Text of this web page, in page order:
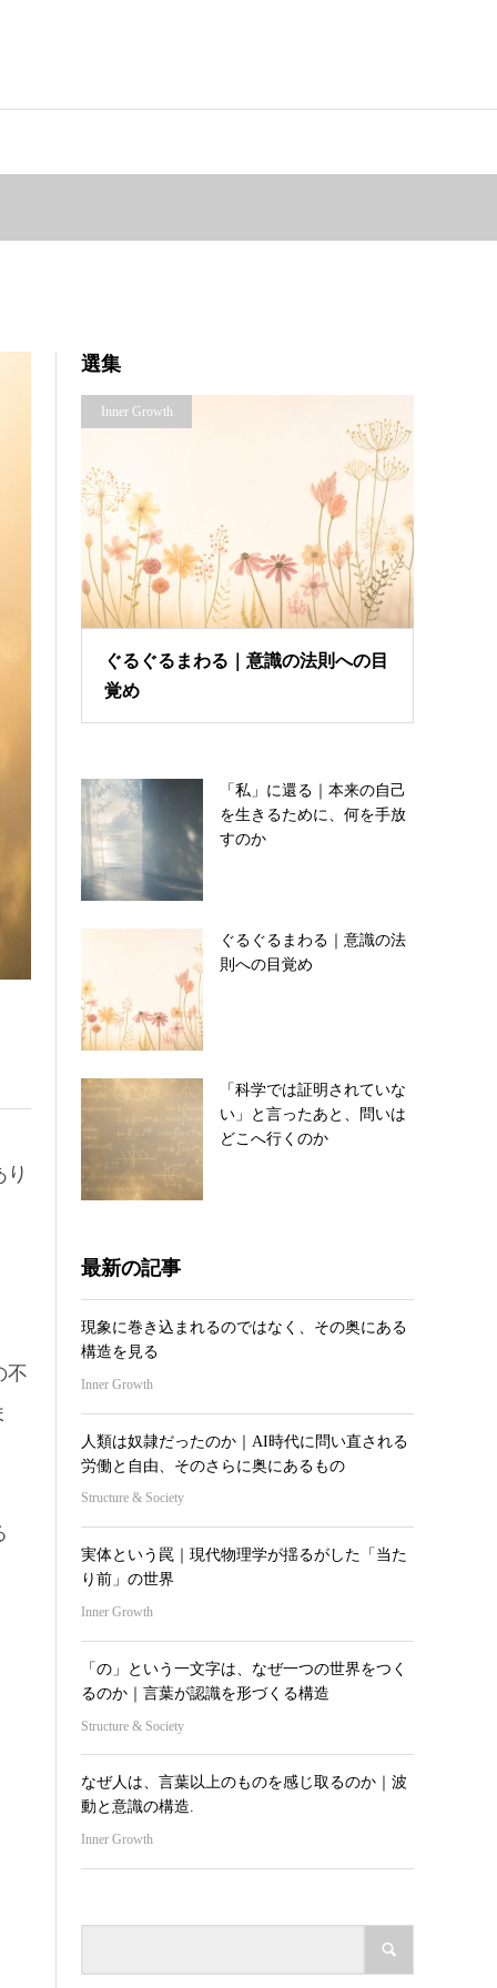
不
選集
Inner Growth
ぐるぐるまわる｜意識の法則への目
覚め
「私」に還る｜本来の自己
を生きるために、何を手放
すのか
ぐるぐるまわる｜意識の法
則への目覚め
「科学では証明されていな
い」と言ったあと、問いは
どこへ行くのか
最新の記事
現象に巻き込まれるのではなく、その奥にある
構造を見る
Inner Growth
人類は奴隷だったのか｜AI時代に問い直される
労働と自由、そのさらに奥にあるもの
Structure & Society
実体という罠｜現代物理学が揺るがした「当た
り前」の世界
Inner Growth
「の」という一文字は、なぜ一つの世界をつく
るのか｜言葉が認識を形づくる構造
Structure & Society
なぜ人は、言葉以上のものを感じ取るのか｜波
動と意識の構造.
Inner Growth